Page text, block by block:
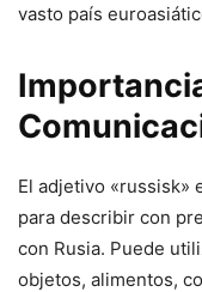
vasto país
El adjetivo «russisk»
para describir con
con Rusia. Puede
objetos, alimentos,